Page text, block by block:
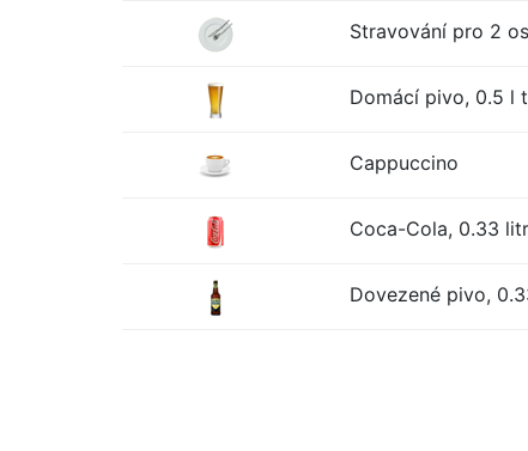
Stravování pro 2
Domácí pivo, 0.5 l
Cappuccino
Coca-Cola, 0.33
Dovezené pivo,